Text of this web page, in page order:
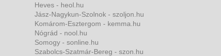
Heves - heol.hu
Jász-Nagykun-Szolnok - szoljon.hu
Komárom-Esztergom - kemma.hu
Nógrád - nool.hu
Somogy - sonline.hu
Szabolcs-Szatmár-Bereg - szon.hu